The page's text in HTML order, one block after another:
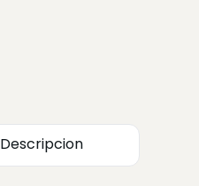
Descripcion